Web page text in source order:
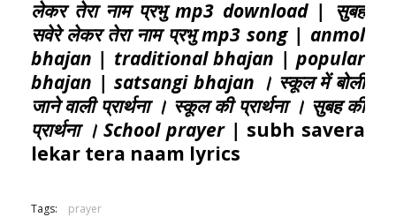
लेकर तेरा नाम प्रभु mp3 download | सुबह
सवेरे लेकर तेरा नाम प्रभु mp3 song | anmol
bhajan | traditional bhajan | popular
bhajan | satsangi bhajan । स्कूल में बोली
जाने वाली प्रार्थना । स्कूल की प्रार्थना । सुबह की
प्रार्थना । School prayer | subh savera
lekar tera naam lyrics
Tags: prayer